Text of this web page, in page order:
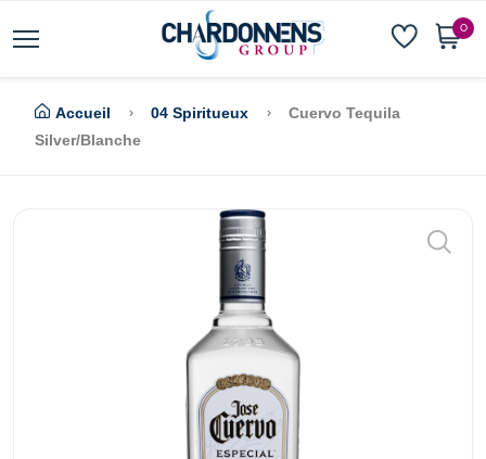
0
Accueil 04 Spiritueux
Cuervo Tequila
Silver/blanche